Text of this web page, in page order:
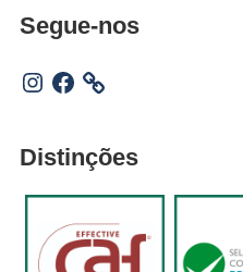
Segue-nos
Instagram
Facebook
Distinções